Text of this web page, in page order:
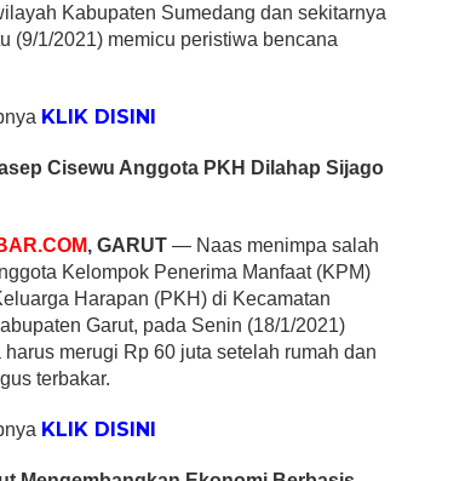
Kabupaten Sumedang dan sekitarnya
(9/1/2021) memicu peristiwa bencana
KLIK DISINI
Cisewu Anggota PKH Dilahap Sijago
, GARUT — Naas menimpa salah
Kelompok Penerima Manfaat (KPM)
Harapan (PKH) di Kecamatan
Garut, pada Senin (18/1/2021)
harus merugi Rp 60 juta setelah rumah dan
terbakar.
KLIK DISINI